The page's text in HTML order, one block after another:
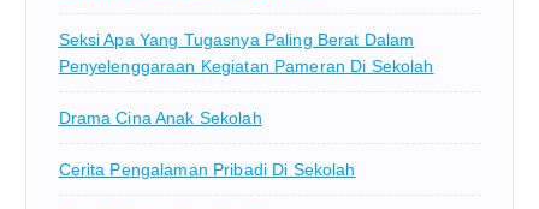
Seksi Apa Yang Tugasnya Paling Berat Dalam
Penyelenggaraan Kegiatan Pameran Di Sekolah
Drama Cina Anak Sekolah
Cerita Pengalaman Pribadi Di Sekolah